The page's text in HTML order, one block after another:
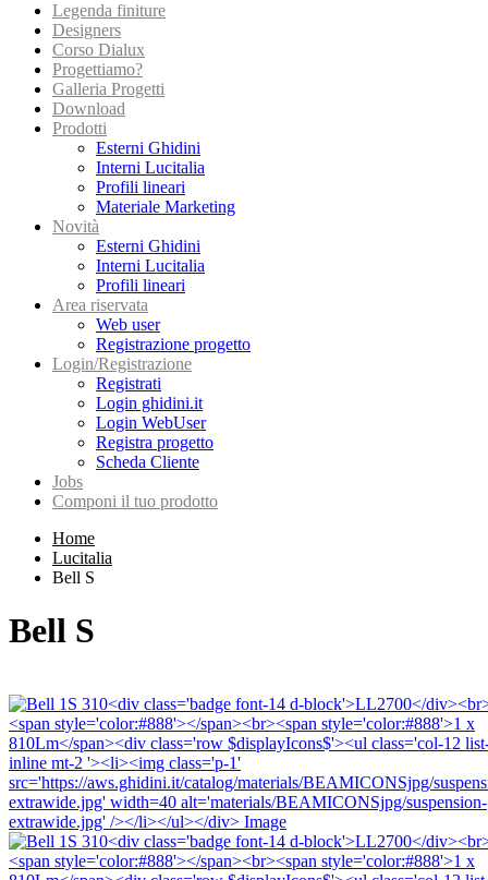
Legenda finiture
Designers
Corso Dialux
Progettiamo?
Galleria Progetti
Download
Prodotti
Esterni Ghidini
Interni Lucitalia
Profili lineari
Materiale Marketing
Novità
Esterni Ghidini
Interni Lucitalia
Profili lineari
Area riservata
Web user
Registrazione progetto
Login/Registrazione
Registrati
Login ghidini.it
Login WebUser
Registra progetto
Scheda Cliente
Jobs
Componi il tuo prodotto
Home
Lucitalia
Bell S
Bell S